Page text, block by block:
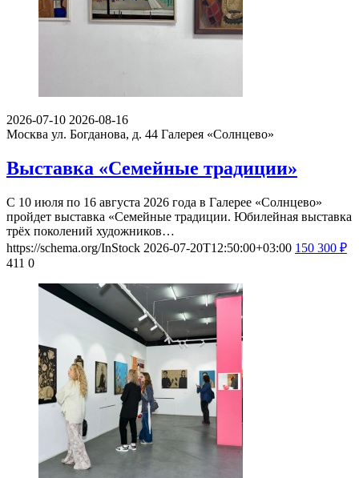
2026-07-10 2026-08-16
Москва ул. Богданова, д. 44 Галерея «Солнцево»
Выставка «Семейные традиции»
С 10 июля по 16 августа 2026 года в Галерее «Солнцево»
пройдет выставка «Семейные традиции. Юбилейная выставка
трёх поколений художников…
https://schema.org/InStock 2026-07-20T12:50:00+03:00 150 300 ₽
411 0